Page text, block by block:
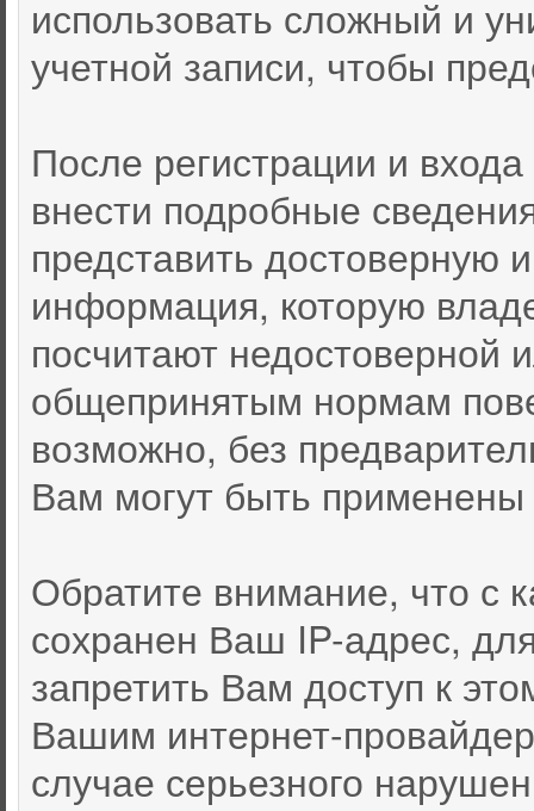
использовать сложный и
учетной записи, чтобы
После регистрации и
внести подробные
представить
информация, которую
посчитают недостоверной
общепринятым нормам
возможно, без
Вам могут быть
Обратите внимание, что с
сохранен Ваш IP-адрес,
запретить Вам доступ к
Вашим интернет-
случае серьезного